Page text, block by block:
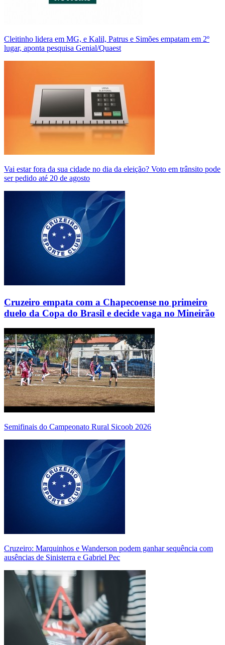
Cleitinho lidera em MG, e Kalil, Patrus e Simões empatam em 2º
lugar, aponta pesquisa Genial/Quaest
Vai estar fora da sua cidade no dia da eleição? Voto em trânsito pode
ser pedido até 20 de agosto
Cruzeiro empata com a Chapecoense no primeiro
duelo da Copa do Brasil e decide vaga no Mineirão
Semifinais do Campeonato Rural Sicoob 2026
Cruzeiro: Marquinhos e Wanderson podem ganhar sequência com
ausências de Sinisterra e Gabriel Pec